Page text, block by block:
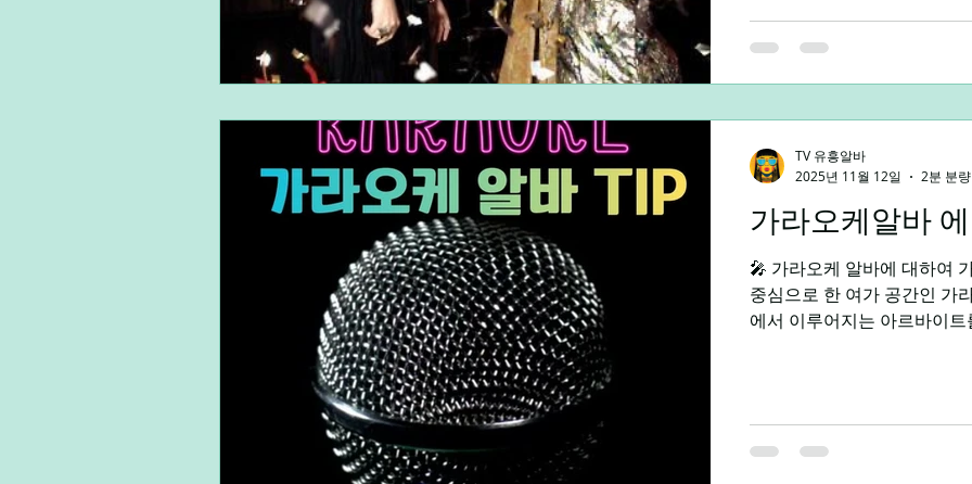
어떤 분위기일까, 내가 잘 어
진짜 힐링될까 ?’라는 기대
려버렸다. 카운터에서 맞아
나는 속으로 ‘아, 오늘 하루
했다. 이어서 자리에 앉으니,
었다. 평소 업무 중에는 상상
서, 나도 모르게 웃음
가라오케알바
🎤 가라오케 알바에 대하여
중심으로 한 여가 공간인 가
에서 이루어지는 아르바이
오케알바로 발전했다. 유흥
에서도 일해봐야 됩니다. 가
TV 유흥알바
2025년 11월 12일
2분 분량